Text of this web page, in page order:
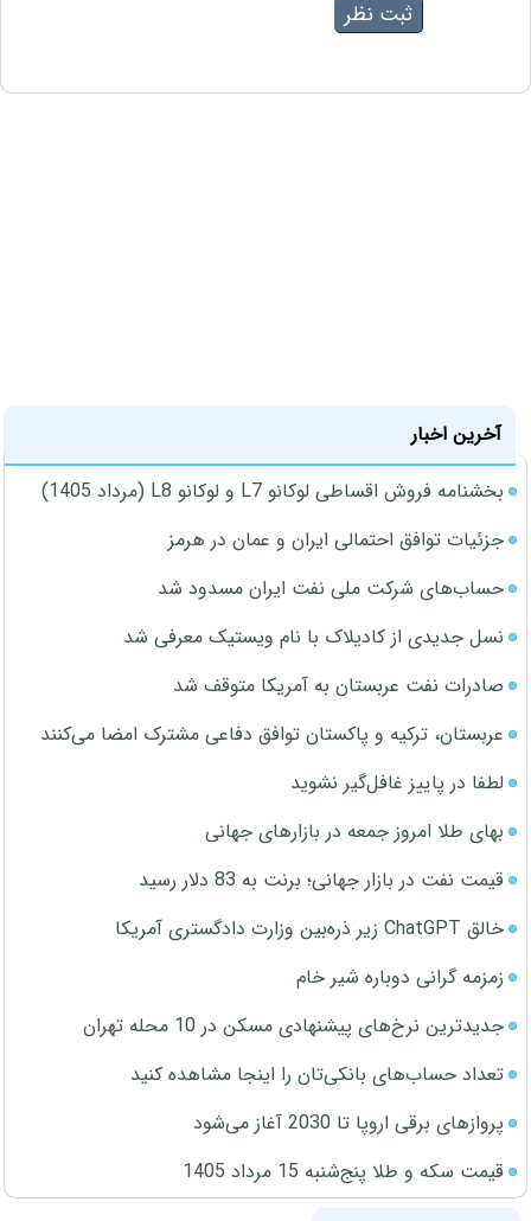
آخرین اخبار
بخشنامه فروش اقساطی لوکانو L7 و لوکانو L8 (مرداد 1405)
جزئیات توافق احتمالی ایران و عمان در هرمز
حساب‌های شرکت ملی نفت ایران مسدود شد
نسل جدیدی از کادیلاک با نام ویستیک معرفی شد
صادرات نفت عربستان به آمریکا متوقف شد
عربستان، ترکیه و پاکستان توافق دفاعی مشترک امضا می‌کنند
لطفا در پاییز غافل‌گیر نشوید
بهای طلا امروز جمعه در بازارهای جهانی
قیمت نفت در بازار جهانی؛ برنت به 83 دلار رسید
خالق ChatGPT زیر ذره‌بین وزارت دادگستری آمریکا
زمزمه گرانی دوباره شیر خام
جدیدترین نرخ‌های پیشنهادی مسکن در 10 محله تهران
تعداد حساب‌های بانکی‌تان را اینجا مشاهده کنید
پروازهای برقی اروپا تا 2030 آغاز می‌شود
قیمت سکه و طلا پنج‌شنبه 15 مرداد 1405